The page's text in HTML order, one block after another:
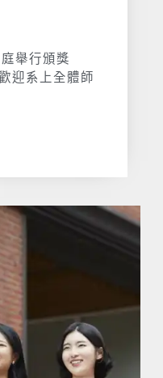
舉行頒獎
迎系上全體師